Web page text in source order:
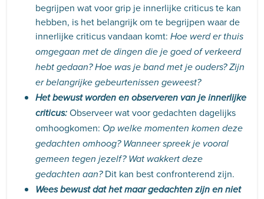
begrijpen wat voor grip je innerlijke criticus te kan
hebben, is het belangrijk om te begrijpen waar de
innerlijke criticus vandaan komt: Hoe werd er thuis
omgegaan met de dingen die je goed of verkeerd
hebt gedaan? Hoe was je band met je ouders? Zijn
er belangrijke gebeurtenissen geweest?
Het bewust worden en observeren van je innerlijke
criticus: Observeer wat voor gedachten dagelijks
omhoogkomen: Op welke momenten komen deze
gedachten omhoog? Wanneer spreek je vooral
gemeen tegen jezelf? Wat wakkert deze
gedachten aan?Dit kan best confronterend zijn.
Wees bewust dat het maar gedachten zijn en niet